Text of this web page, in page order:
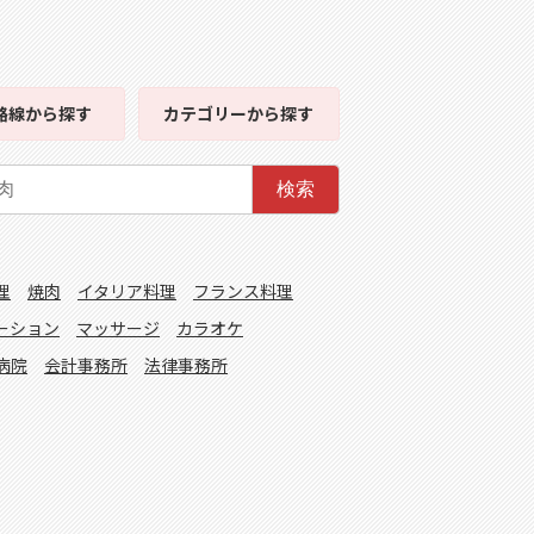
線から探す カテゴリーから探す
検索
焼肉 イタリア料理
フランス料理
ション マッサージ
カラオケ
院 会計事務所 法律事務所